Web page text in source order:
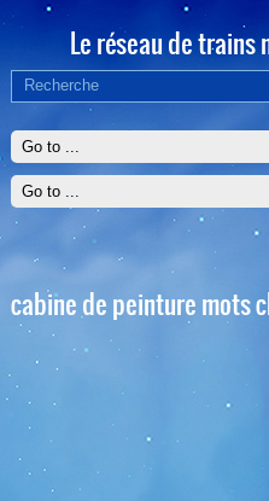
Le réseau de
cabine de peinture mots